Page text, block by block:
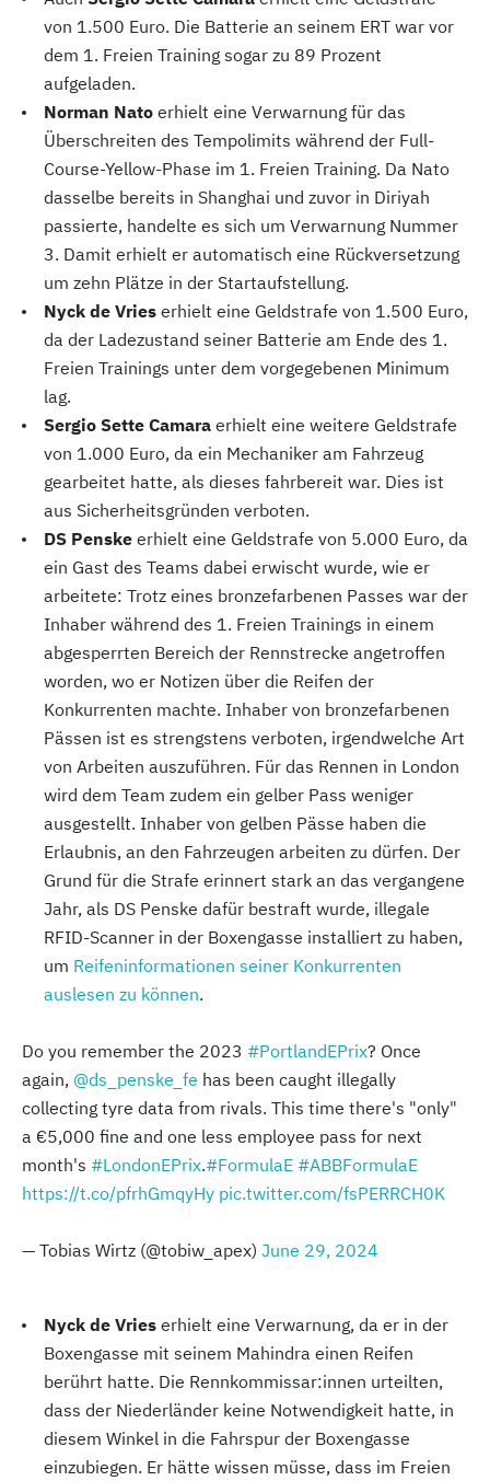
von 1.500 Euro. Die Batterie an seinem ERT war vor
dem 1. Freien Training sogar zu 89 Prozent
aufgeladen.
Norman Nato erhielt eine Verwarnung für das
Überschreiten des Tempolimits während der Full-
Course-Yellow-Phase im 1. Freien Training. Da Nato
dasselbe bereits in Shanghai und zuvor in Diriyah
passierte, handelte es sich um Verwarnung Nummer
3. Damit erhielt er automatisch eine Rückversetzung
um zehn Plätze in der Startaufstellung.
Nyck de Vries erhielt eine Geldstrafe von 1.500 Euro,
da der Ladezustand seiner Batterie am Ende des 1.
Freien Trainings unter dem vorgegebenen Minimum
lag.
Sergio Sette Camara erhielt eine weitere Geldstrafe
von 1.000 Euro, da ein Mechaniker am Fahrzeug
gearbeitet hatte, als dieses fahrbereit war. Dies ist
aus Sicherheitsgründen verboten.
DS Penske erhielt eine Geldstrafe von 5.000 Euro, da
ein Gast des Teams dabei erwischt wurde, wie er
arbeitete: Trotz eines bronzefarbenen Passes war der
Inhaber während des 1. Freien Trainings in einem
abgesperrten Bereich der Rennstrecke angetroffen
worden, wo er Notizen über die Reifen der
Konkurrenten machte. Inhaber von bronzefarbenen
Pässen ist es strengstens verboten, irgendwelche Art
von Arbeiten auszuführen. Für das Rennen in London
wird dem Team zudem ein gelber Pass weniger
ausgestellt. Inhaber von gelben Pässe haben die
Erlaubnis, an den Fahrzeugen arbeiten zu dürfen. Der
Grund für die Strafe erinnert stark an das vergangene
Jahr, als DS Penske dafür bestraft wurde, illegale
RFID-Scanner in der Boxengasse installiert zu haben,
um Reifeninformationen seiner Konkurrenten
auslesen zu können.
Do you remember the 2023 #PortlandEPrix? Once
again, @ds_penske_fe has been caught illegally
collecting tyre data from rivals. This time there's "only"
a €5,000 fine and one less employee pass for next
month's #LondonEPrix.#FormulaE #ABBFormulaE
https://t.co/pfrhGmqyHy pic.twitter.com/fsPERRCH0K
— Tobias Wirtz (@tobiw_apex) June 29, 2024
Nyck de Vries erhielt eine Verwarnung, da er in der
Boxengasse mit seinem Mahindra einen Reifen
berührt hatte. Die Rennkommissar:innen urteilten,
dass der Niederländer keine Notwendigkeit hatte, in
diesem Winkel in die Fahrspur der Boxengasse
einzubiegen. Er hätte wissen müsse, dass im Freien